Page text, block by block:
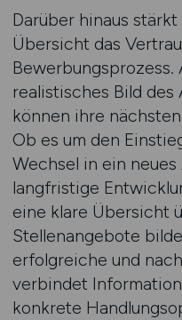
Darüber hinaus
Übersicht das
realistisches Bild
können ihre
Ob es um den
Wechsel in ein
langfristige
eine klare Übersicht
Stellenangebote
erfolgreiche und
verbindet
konkrete